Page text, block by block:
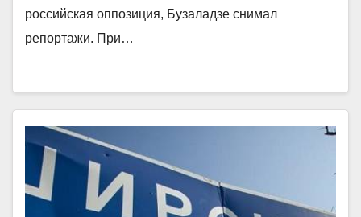
российская оппозиция, Бузаладзе снимал
репортажи. При…